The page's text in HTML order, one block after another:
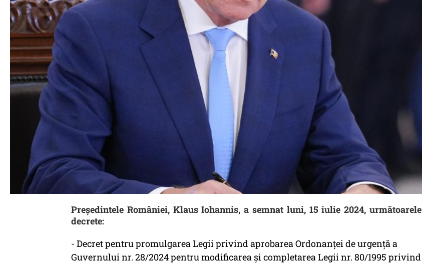
Președintele României, Klaus Iohannis, a semnat luni, 15 iulie 2024, următoarele
decrete:
- Decret pentru promulgarea Legii privind aprobarea Ordonanței de urgență a
Guvernului nr. 28/2024 pentru modificarea și completarea Legii nr. 80/1995 privind